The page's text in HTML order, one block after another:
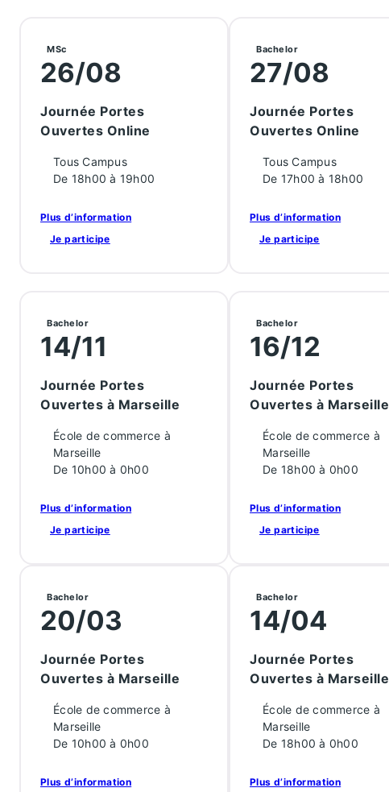
MSc
26/08
Journée Portes
Ouvertes Online
Tous Campus
De 18h00 à 19h00
Plus d’information
Je participe
Bachelor
27/08
Journée Portes
Ouvertes Online
Tous Campus
De 17h00 à 18h00
Plus d’information
Je participe
Bachelor
14/11
Journée Portes
Ouvertes à Marseille
École de commerce à
Marseille
De 10h00 à 0h00
Plus d’information
Je participe
Bachelor
16/12
Journée Portes
Ouvertes à Marseille
École de commerce à
Marseille
De 18h00 à 0h00
Plus d’information
Je participe
Bachelor
20/03
Journée Portes
Ouvertes à Marseille
École de commerce à
Marseille
De 10h00 à 0h00
Plus d’information
Bachelor
14/04
Journée Portes
Ouvertes à Marseille
École de commerce à
Marseille
De 18h00 à 0h00
Plus d’information